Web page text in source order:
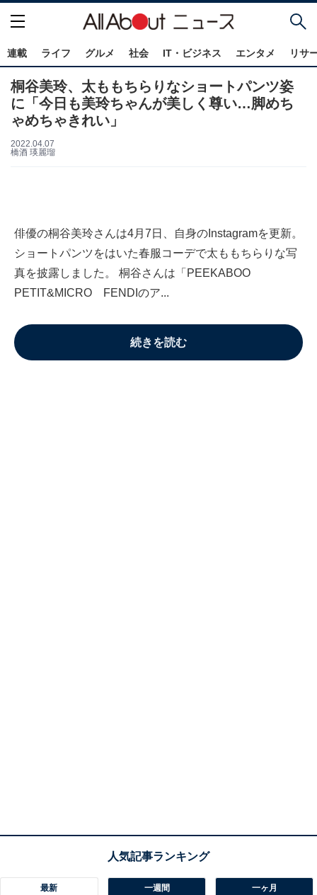
連載 ライフ グルメ 社会 IT・ビジネス エンタメ リサ
桐谷美玲、太ももちらりなショートパンツ姿
に「今日も美玲ちゃんが美しく尊い…脚めち
ゃめちゃきれい」
2022.04.07
橋酒 瑛麗瑠
俳優の桐谷美玲さんは4月7日、自身のInstagramを更新。
ショートパンツをはいた春服コーデで太ももちらりな写
真を披露しました。 桐谷さんは「PEEKABOO
PETIT&MICRO FENDIのア...
続きを読む
最新 一週間 一ヶ月